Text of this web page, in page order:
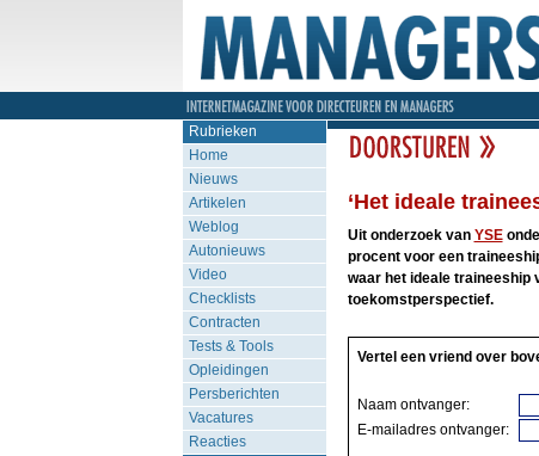
Rubrieken
Home
Nieuws
Artikelen
Weblog
Autonieuws
Video
Checklists
Contracten
Tests & Tools
Opleidingen
Persberichten
Vacatures
Reacties
‘Het ideale
Uit onderzoek van YSE
procent voor een
waar het ideale traineeship
toekomstperspectief.
Vertel een vriend over
Naam ontvanger:
E-mailadres ontvanger: